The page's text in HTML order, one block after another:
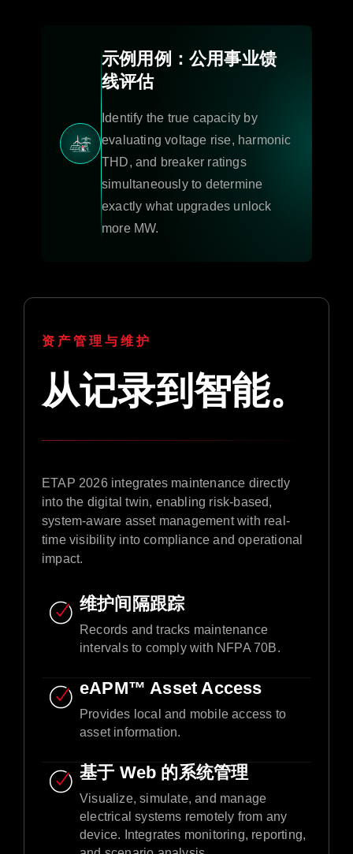
示例用例：公用事业馈
线评估
Identify the true capacity by
evaluating voltage rise, harmonic
THD, and breaker ratings
simultaneously to determine
exactly what upgrades unlock
more MW.
资产管理与维护
从记录到智能。
ETAP 2026 integrates maintenance directly
into the digital twin, enabling risk-based,
system-aware asset management with real-
time visibility into compliance and operational
impact.
维护间隔跟踪
Records and tracks maintenance
intervals to comply with NFPA 70B.​
eAPM™ Asset Access​
Provides local and mobile access to
asset information.​
基于 Web 的系统管理
Visualize, simulate, and manage
electrical systems remotely from any
device. Integrates monitoring, reporting,